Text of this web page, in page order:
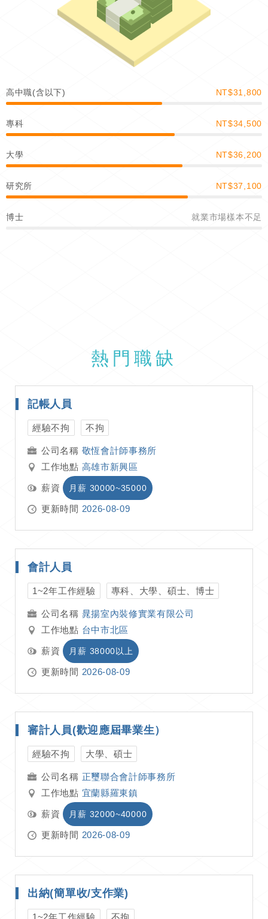
高中職(含以下) NT$31,800
專科 NT$34,500
大學 NT$36,200
研究所 NT$37,100
博士 就業市場樣本不足
熱門職缺
記帳人員
經驗不拘 不拘
敬恆會計師事務所
工作地點 高雄市新興區
薪資 月薪 30000~35000
更新時間 2026-08-09
會計人員
1~2年工作經驗 專科、大學、碩士、博士
晁揚室內裝修實業有限公司
工作地點 台中市北區
薪資 月薪 38000以上
更新時間 2026-08-09
審計人員(歡迎應屆畢業生）
經驗不拘 大學、碩士
正璽聯合會計師事務所
工作地點 宜蘭縣羅東鎮
薪資 月薪 32000~40000
更新時間 2026-08-09
出納(簡單收/支作業)
1~2年工作經驗 不拘